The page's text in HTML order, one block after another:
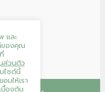
และ
ของคุณ
ส่วนตัว
ไซต์นี้
มให้เรา
บื้องต้น